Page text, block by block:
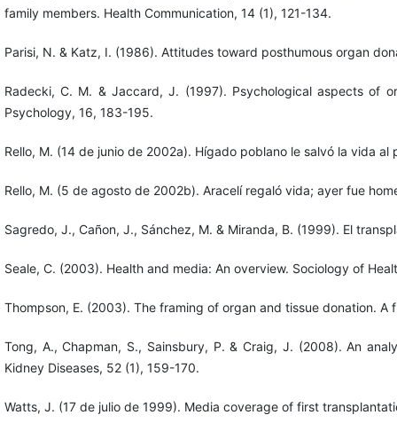
family members. Health Communication, 14 (1), 121-134.
Parisi, N. & Katz, I. (1986). Attitudes toward posthumous organ
Radecki, C. M. & Jaccard, J. (1997). Psychological aspects of
Psychology, 16, 183-195.
Rello, M. (14 de junio de 2002a). Hígado poblano le salvó la vida
Rello, M. (5 de agosto de 2002b). Aracelí regaló vida; ayer fue
Sagredo, J., Cañon, J., Sánchez, M. & Miranda, B. (1999). El
Seale, C. (2003). Health and media: An overview. Sociology of
Thompson, E. (2003). The framing of organ and tissue donation. A
Tong, A., Chapman, S., Sainsbury, P. & Craig, J. (2008). An
Kidney Diseases, 52 (1), 159-170.
Watts, J. (17 de julio de 1999). Media coverage of first